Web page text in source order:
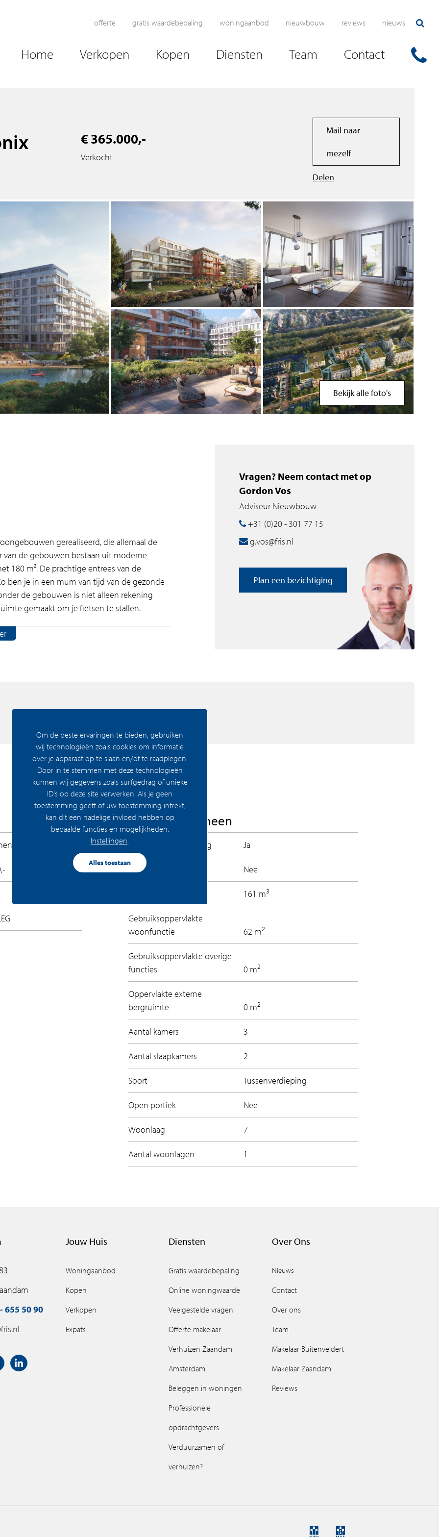
offerte gratis waardebepaling woningaanbod nieuwbouw reviews nieuws
Home Verkopen Kopen Diensten Team Contact
€ 365.000,-
Verkocht
Mail naar
mezelf
Delen
Bekijk alle foto's
gerealiseerd, die allemaal de
van de gebouwen bestaan uit moderne
180 m². De prachtige entrees van de
ben je in een mum van tijd van de gezonde
de gebouwen is niet alleen rekening
gemaakt om je fietsen te stallen.
grond te koop. De appartementen
beginnen vanaf circa € 325.000,- vrij op
Alle appartementen zullen worden
daglicht én hoogwaardig sanitair en
om uit te blinken in luxe. De riante
voor een walk-in-closet en een
die je binnen hebt, wordt aangevuld met de
vergezichten over het park. De
website Olympiadeamstelveen.nl of neem
Vragen? Neem contact met op
Gordon Vos
Adviseur Nieuwbouw
+31 (0)20 - 301 77 15
g.vos@fris.nl
Plan een bezichtiging
Woning Algemeen
Permanente bewoning Ja
Recreatiewoning Nee
161 m3
Gebruiksoppervlakte
woonfunctie
62 m2
Gebruiksoppervlakte overige
functies
0 m2
Oppervlakte externe
bergruimte
0 m2
Aantal kamers 3
Aantal slaapkamers 2
Soort Tussenverdieping
Open portiek Nee
Woonlaag 7
Aantal woonlagen 1
655 50 90
Jouw Huis
Woningaanbod
Kopen
Verkopen
Expats
Diensten
Gratis waardebepaling
Online woningwaarde
Veelgestelde vragen
Offerte makelaar
Verhuizen Zaandam
Amsterdam
Beleggen in woningen
Professionele
opdrachtgevers
Verduurzamen of
verhuizen?
Over Ons
Nieuws
Contact
Over ons
Team
Makelaar Buitenveldert
Makelaar Zaandam
Reviews
Om de beste ervaringen te bieden, gebruiken
wij technologieën zoals cookies om informatie
over je apparaat op te slaan en/of te raadplegen.
Door in te stemmen met deze technologieën
kunnen wij gegevens zoals surfgedrag of unieke
ID's op deze site verwerken. Als je geen
toestemming geeft of uw toestemming intrekt,
kan dit een nadelige invloed hebben op
bepaalde functies en mogelijkheden.
Instellingen
Alles toestaan